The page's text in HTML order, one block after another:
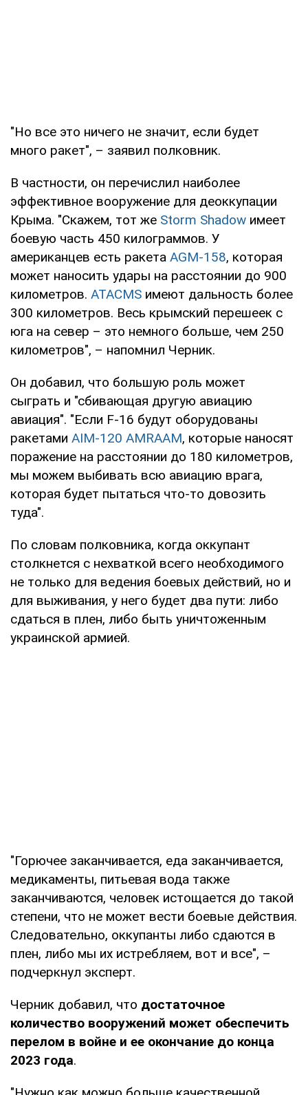
"Но все это ничего не значит, если будет
много ракет", – заявил полковник.
В частности, он перечислил наиболее
эффективное вооружение для деоккупации
Крыма. "Скажем, тот же Storm Shadow имеет
боевую часть 450 килограммов. У
американцев есть ракета AGM-158, которая
может наносить удары на расстоянии до 900
километров. ATACMS имеют дальность более
300 километров. Весь крымский перешеек с
юга на север – это немного больше, чем 250
километров", – напомнил Черник.
Он добавил, что большую роль может
сыграть и "сбивающая другую авиацию
авиация". "Если F-16 будут оборудованы
ракетами AIM-120 AMRAAM, которые наносят
поражение на расстоянии до 180 километров,
мы можем выбивать всю авиацию врага,
которая будет пытаться что-то довозить
туда".
По словам полковника, когда оккупант
столкнется с нехваткой всего необходимого
не только для ведения боевых действий, но и
для выживания, у него будет два пути: либо
сдаться в плен, либо быть уничтоженным
украинской армией.
"Горючее заканчивается, еда заканчивается,
медикаменты, питьевая вода также
заканчиваются, человек истощается до такой
степени, что не может вести боевые действия.
Следовательно, оккупанты либо сдаются в
плен, либо мы их истребляем, вот и все", –
подчеркнул эксперт.
Черник добавил, что достаточное
количество вооружений может обеспечить
перелом в войне и ее окончание до конца
2023 года.